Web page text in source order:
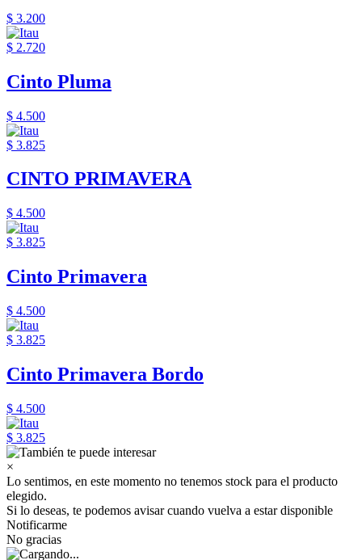
$ 3.200
$ 2.720
Cinto Pluma
$ 4.500
$ 3.825
CINTO PRIMAVERA
$ 4.500
$ 3.825
Cinto Primavera
$ 4.500
$ 3.825
Cinto Primavera Bordo
$ 4.500
$ 3.825
×
Lo sentimos, en este momento no tenemos stock para el producto
elegido.
Si lo deseas, te podemos avisar cuando vuelva a estar disponible
Notificarme
No gracias